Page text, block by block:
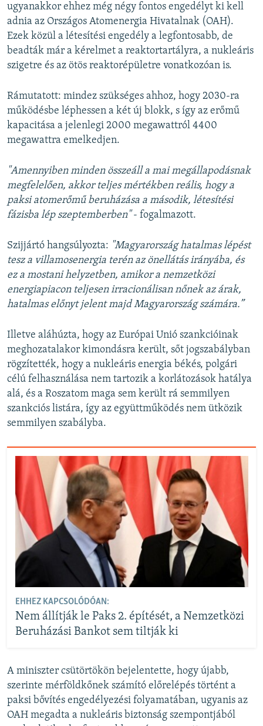
ugyanakkor ehhez még négy fontos engedélyt ki kell
adnia az Országos Atomenergia Hivatalnak (OAH).
Ezek közül a létesítési engedély a legfontosabb, de
beadták már a kérelmet a reaktortartályra, a nukleáris
szigetre és az ötös reaktorépületre vonatkozóan is.
Rámutatott: mindez szükséges ahhoz, hogy 2030-ra
működésbe léphessen a két új blokk, s így az erőmű
kapacitása a jelenlegi 2000 megawattról 4400
megawattra emelkedjen.
"Amennyiben minden összeáll a mai megállapodásnak
megfelelően, akkor teljes mértékben reális, hogy a
paksi atomerőmű beruházása a második, létesítési
fázisba lép szeptemberben"- fogalmazott.
Szijjártó hangsúlyozta: "Magyarország hatalmas lépést
tesz a villamosenergia terén az önellátás irányába, és
ez a mostani helyzetben, amikor a nemzetközi
energiapiacon teljesen irracionálisan nőnek az árak,
hatalmas előnyt jelent majd Magyarország számára.”
Illetve aláhúzta, hogy az Európai Unió szankcióinak
meghozatalakor kimondásra került, sőt jogszabályban
rögzítették, hogy a nukleáris energia békés, polgári
célú felhasználása nem tartozik a korlátozások hatálya
alá, és a Roszatom maga sem került rá semmilyen
szankciós listára, így az együttműködés nem ütközik
semmilyen szabályba.
EHHEZ KAPCSOLÓDÓAN:
Nem állítják le Paks 2. építését, a Nemzetközi
Beruházási Bankot sem tiltják ki
A miniszter csütörtökön bejelentette, hogy újabb,
szerinte mérföldkőnek számító előrelépés történt a
paksi bővítés engedélyezési folyamatában, ugyanis az
OAH megadta a nukleáris biztonság szempontjából